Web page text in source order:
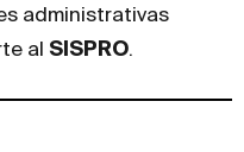
administrativas
al SISPRO.